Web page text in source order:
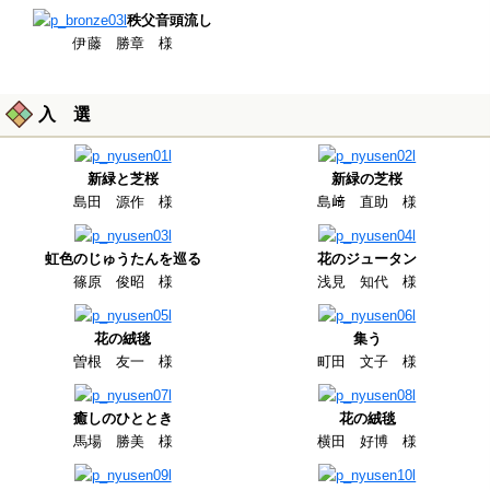
秩父音頭流し
伊藤 勝章 様
入 選
新緑と芝桜
島田 源作 様
新緑の芝桜
島﨑 直助 様
虹色のじゅうたんを巡る
篠原 俊昭 様
花のジュータン
浅見 知代 様
花の絨毯
曽根 友一 様
集う
町田 文子 様
癒しのひととき
馬場 勝美 様
花の絨毯
横田 好博 様